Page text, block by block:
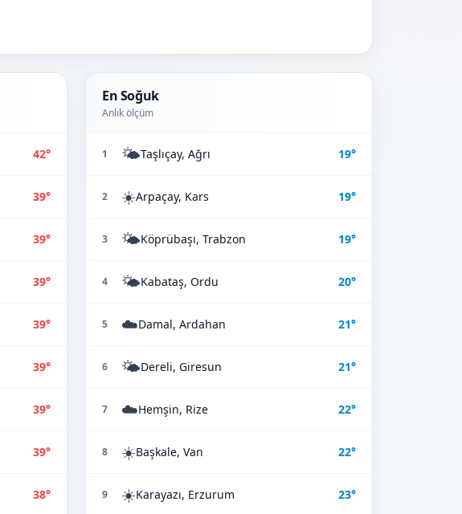
42°
39°
39°
39°
39°
39°
39°
39°
38°
En Soğuk
Anlık ölçüm
1 🌤️Taşlıçay, Ağrı 19°
2 ☀️Arpaçay, Kars 19°
3 🌤️Köprübaşı, Trabzon 19°
4 🌤️Kabataş, Ordu 20°
5 ☁️Damal, Ardahan 21°
6 🌤️Dereli, Giresun 21°
7 ☁️Hemşin, Rize 22°
8 ☀️Başkale, Van 22°
9 ☀️Karayazı, Erzurum 23°